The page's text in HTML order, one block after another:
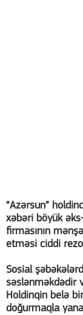
“Azərsun”
xəbəri böyük
firmasının
etməsi ciddi
Sosial
səslənməkdədir
Holdinqin belə
doğurmaqla